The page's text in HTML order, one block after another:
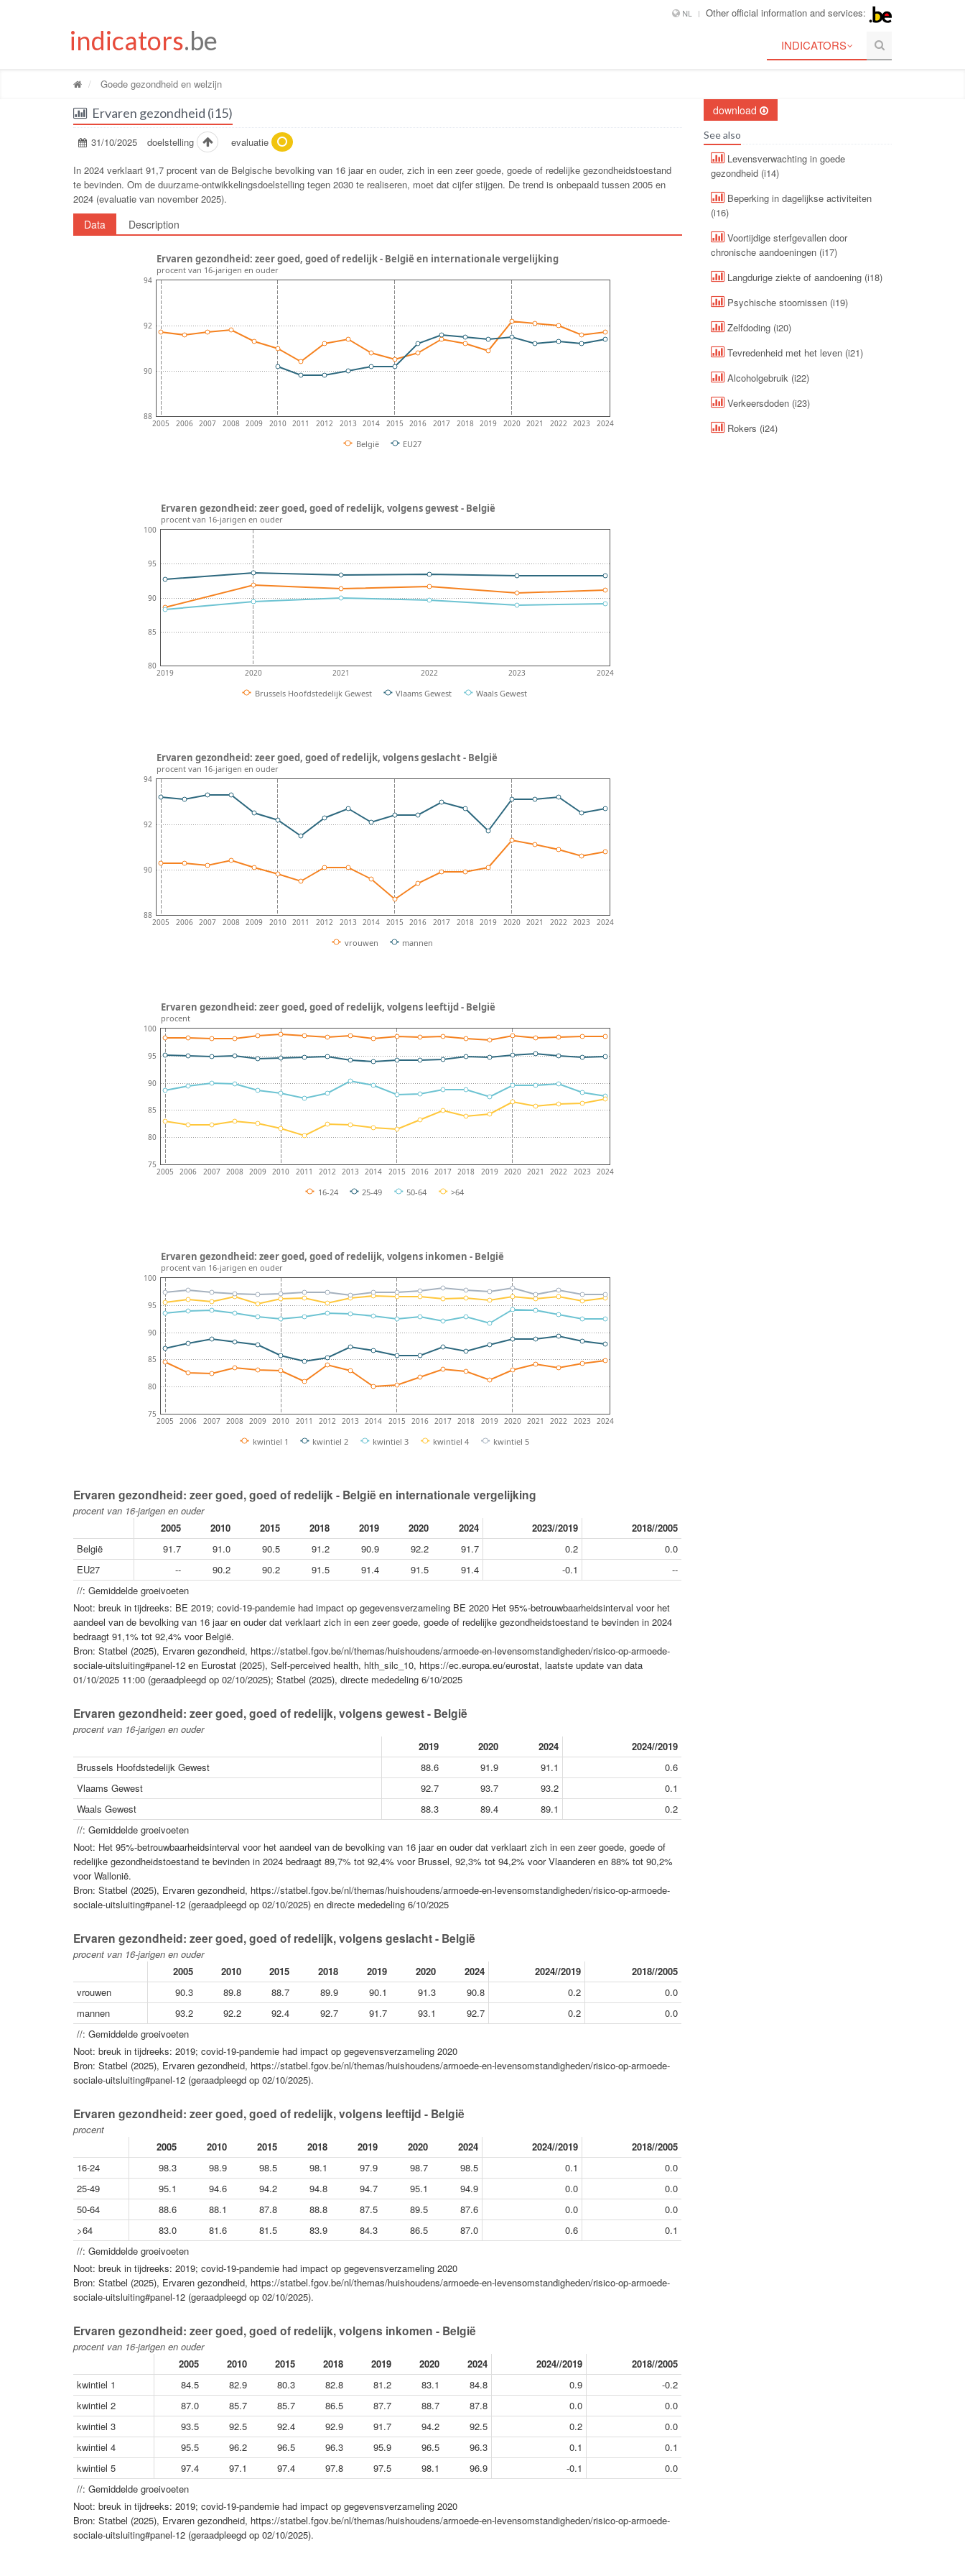
NL Other official information and services:
indicators.be INDICATORS
Goede gezondheid en welzijn
Ervaren gezondheid (i15)
31/10/2025 doelstelling evaluatie
In 2024 verklaart 91,7 procent van de Belgische bevolking van 16 jaar en ouder, zich in een zeer goede, goede of redelijke gezondheidstoestand
te bevinden. Om de duurzame-ontwikkelingsdoelstelling tegen 2030 te realiseren, moet dat cijfer stijgen. De trend is onbepaald tussen 2005 en
2024 (evaluatie van november 2025).
Data Description
2005 2006 2007 2008 2009 2010 2011 2012 2013 2014 2015 2016 2017 2018 2019 2020 2021 2022 2023 2024
88
90
92
94
België EU27
Ervaren gezondheid: zeer goed, goed of redelijk - België en internationale vergelijking
procent van 16-jarigen en ouder
2019 2020 2021 2022 2023 2024
80
85
90
95
100
Brussels Hoofdstedelijk Gewest Vlaams Gewest Waals Gewest
Ervaren gezondheid: zeer goed, goed of redelijk, volgens gewest - België
procent van 16-jarigen en ouder
2005 2006 2007 2008 2009 2010 2011 2012 2013 2014 2015 2016 2017 2018 2019 2020 2021 2022 2023 2024
88
90
92
94
vrouwen mannen
Ervaren gezondheid: zeer goed, goed of redelijk, volgens geslacht - België
procent van 16-jarigen en ouder
2005 2006 2007 2008 2009 2010 2011 2012 2013 2014 2015 2016 2017 2018 2019 2020 2021 2022 2023 2024
75
80
85
90
95
100
16-24 25-49 50-64 >64
Ervaren gezondheid: zeer goed, goed of redelijk, volgens leeftijd - België
procent
2005 2006 2007 2008 2009 2010 2011 2012 2013 2014 2015 2016 2017 2018 2019 2020 2021 2022 2023 2024
75
80
85
90
95
100
kwintiel 1 kwintiel 2 kwintiel 3 kwintiel 4 kwintiel 5
Ervaren gezondheid: zeer goed, goed of redelijk, volgens inkomen - België
procent van 16-jarigen en ouder
Ervaren gezondheid: zeer goed, goed of redelijk - België en internationale vergelijking
procent van 16-jarigen en ouder
2005
2010 2015 2018 2019 2020 2024 2023//2019
2018//2005
België
91.7 91.0 90.5 91.2 90.9 92.2 91.7 0.2
0.0
EU27
-- 90.2 90.2 91.5 91.4 91.5 91.4 -0.1
--
//: Gemiddelde groeivoeten
Noot: breuk in tijdreeks: BE 2019; covid-19-pandemie had impact op gegevensverzameling BE 2020 Het 95%-betrouwbaarheidsinterval voor het
aandeel van de bevolking van 16 jaar en ouder dat verklaart zich in een zeer goede, goede of redelijke gezondheidstoestand te bevinden in 2024
bedraagt 91,1% tot 92,4% voor België.
Bron: Statbel (2025), Ervaren gezondheid, https://statbel.fgov.be/nl/themas/huishoudens/armoede-en-levensomstandigheden/risico-op-armoede-
sociale-uitsluiting#panel-12 en Eurostat (2025), Self-perceived health, hlth_silc_10, https://ec.europa.eu/eurostat, laatste update van data
01/10/2025 11:00 (geraadpleegd op 02/10/2025); Statbel (2025), directe mededeling 6/10/2025
Ervaren gezondheid: zeer goed, goed of redelijk, volgens gewest - België
procent van 16-jarigen en ouder
2019
2020 2024
2024//2019
Brussels Hoofdstedelijk Gewest
88.6 91.9 91.1
0.6
Vlaams Gewest
92.7 93.7 93.2
0.1
Waals Gewest
88.3 89.4 89.1
0.2
//: Gemiddelde groeivoeten
Noot: Het 95%-betrouwbaarheidsinterval voor het aandeel van de bevolking van 16 jaar en ouder dat verklaart zich in een zeer goede, goede of
redelijke gezondheidstoestand te bevinden in 2024 bedraagt 89,7% tot 92,4% voor Brussel, 92,3% tot 94,2% voor Vlaanderen en 88% tot 90,2%
voor Wallonië.
Bron: Statbel (2025), Ervaren gezondheid, https://statbel.fgov.be/nl/themas/huishoudens/armoede-en-levensomstandigheden/risico-op-armoede-
sociale-uitsluiting#panel-12 (geraadpleegd op 02/10/2025) en directe mededeling 6/10/2025
Ervaren gezondheid: zeer goed, goed of redelijk, volgens geslacht - België
procent van 16-jarigen en ouder
2005
2010 2015 2018 2019 2020 2024 2024//2019
2018//2005
vrouwen
90.3 89.8 88.7 89.9 90.1 91.3 90.8 0.2
0.0
mannen
93.2 92.2 92.4 92.7 91.7 93.1 92.7 0.2
0.0
//: Gemiddelde groeivoeten
Noot: breuk in tijdreeks: 2019; covid-19-pandemie had impact op gegevensverzameling 2020
Bron: Statbel (2025), Ervaren gezondheid, https://statbel.fgov.be/nl/themas/huishoudens/armoede-en-levensomstandigheden/risico-op-armoede-
sociale-uitsluiting#panel-12 (geraadpleegd op 02/10/2025).
Ervaren gezondheid: zeer goed, goed of redelijk, volgens leeftijd - België
procent
2005
2010 2015 2018 2019 2020 2024 2024//2019
2018//2005
16-24
98.3 98.9 98.5 98.1 97.9 98.7 98.5 0.1
0.0
25-49
95.1 94.6 94.2 94.8 94.7 95.1 94.9 0.0
0.0
50-64
88.6 88.1 87.8 88.8 87.5 89.5 87.6 0.0
0.0
>64
83.0 81.6 81.5 83.9 84.3 86.5 87.0 0.6
0.1
//: Gemiddelde groeivoeten
Noot: breuk in tijdreeks: 2019; covid-19-pandemie had impact op gegevensverzameling 2020
Bron: Statbel (2025), Ervaren gezondheid, https://statbel.fgov.be/nl/themas/huishoudens/armoede-en-levensomstandigheden/risico-op-armoede-
sociale-uitsluiting#panel-12 (geraadpleegd op 02/10/2025).
Ervaren gezondheid: zeer goed, goed of redelijk, volgens inkomen - België
procent van 16-jarigen en ouder
2005
2010 2015 2018 2019 2020 2024 2024//2019
2018//2005
kwintiel 1
84.5 82.9 80.3 82.8 81.2 83.1 84.8 0.9
-0.2
kwintiel 2
87.0 85.7 85.7 86.5 87.7 88.7 87.8 0.0
0.0
kwintiel 3
93.5 92.5 92.4 92.9 91.7 94.2 92.5 0.2
0.0
kwintiel 4
95.5 96.2 96.5 96.3 95.9 96.5 96.3 0.1
0.1
kwintiel 5
97.4 97.1 97.4 97.8 97.5 98.1 96.9 -0.1
0.0
//: Gemiddelde groeivoeten
Noot: breuk in tijdreeks: 2019; covid-19-pandemie had impact op gegevensverzameling 2020
Bron: Statbel (2025), Ervaren gezondheid, https://statbel.fgov.be/nl/themas/huishoudens/armoede-en-levensomstandigheden/risico-op-armoede-
sociale-uitsluiting#panel-12 (geraadpleegd op 02/10/2025).
download
See also
Levensverwachting in goede
gezondheid (i14)
Beperking in dagelijkse activiteiten
(i16)
Voortijdige sterfgevallen door
chronische aandoeningen (i17)
Langdurige ziekte of aandoening (i18)
Psychische stoornissen (i19)
Zelfdoding (i20)
Tevredenheid met het leven (i21)
Alcoholgebruik (i22)
Verkeersdoden (i23)
Rokers (i24)